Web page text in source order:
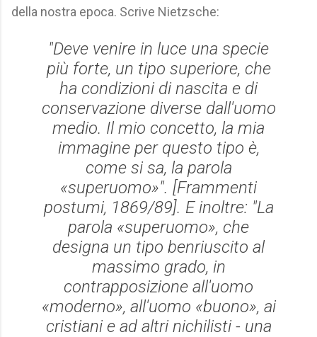
della nostra epoca. Scrive Nietzsche:
"Deve venire in luce una specie
più forte, un tipo superiore, che
ha condizioni di nascita e di
conservazione diverse dall'uomo
medio. Il mio concetto, la mia
immagine per questo tipo è,
come si sa, la parola
«superuomo»". [Frammenti
postumi, 1869/89]. E inoltre: "La
parola «superuomo», che
designa un tipo benriuscito al
massimo grado, in
contrapposizione all'uomo
«moderno», all'uomo «buono», ai
cristiani e ad altri nichilisti - una